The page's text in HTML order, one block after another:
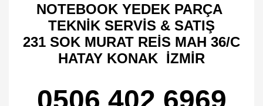
NOTEBOOK YEDEK PARÇA
TEKNİK SERVİS & SATIŞ
231 SOK MURAT REİS MAH 36/C
HATAY KONAK İZMİR